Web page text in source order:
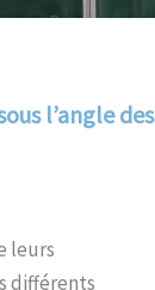
l’angle des
leurs
différents